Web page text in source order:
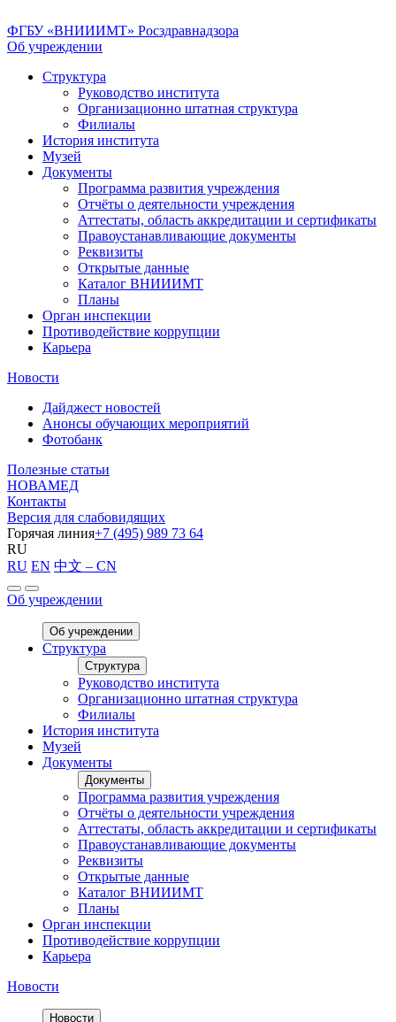
ФГБУ «ВНИИИМТ» Росздравнадзора
Об учреждении
Структура
Руководство института
Организационно штатная структура
Филиалы
История института
Музей
Документы
Программа развития учреждения
Отчёты о деятельности учреждения
Аттестаты, область аккредитации и сертификаты
Правоустанавливающие документы
Реквизиты
Открытые данные
Каталог ВНИИИМТ
Планы
Орган инспекции
Противодействие коррупции
Карьера
Новости
Дайджест новостей
Анонсы обучающих мероприятий
Фотобанк
Полезные статьи
НОВАМЕД
Контакты
Версия для слабовидящих
Горячая линия+7 (495) 989 73 64
RU
RU EN 中文 – CN
Об учреждении
Об учреждении
Структура
Структура
Руководство института
Организационно штатная структура
Филиалы
История института
Музей
Документы
Документы
Программа развития учреждения
Отчёты о деятельности учреждения
Аттестаты, область аккредитации и сертификаты
Правоустанавливающие документы
Реквизиты
Открытые данные
Каталог ВНИИИМТ
Планы
Орган инспекции
Противодействие коррупции
Карьера
Новости
Новости